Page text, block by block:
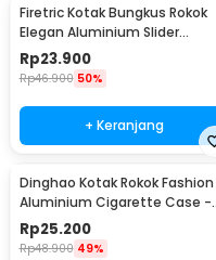
Firetric Kotak Bungkus Rokok
Elegan Aluminium Slider
Cigarette Case - JD-EH960
Rp23.900
Rp46.900 50%
+ Keranjang
Dinghao Kotak Rokok Fashion
Aluminium Cigarette Case -
DH-7710
Rp25.200
Rp48.900 49%